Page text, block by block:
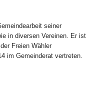
seiner
in diversen Vereinen. Er ist
Freien Wähler
im Gemeinderat vertreten.